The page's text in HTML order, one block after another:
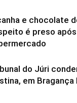
e chocolate
é preso
do Júri
em Bragança